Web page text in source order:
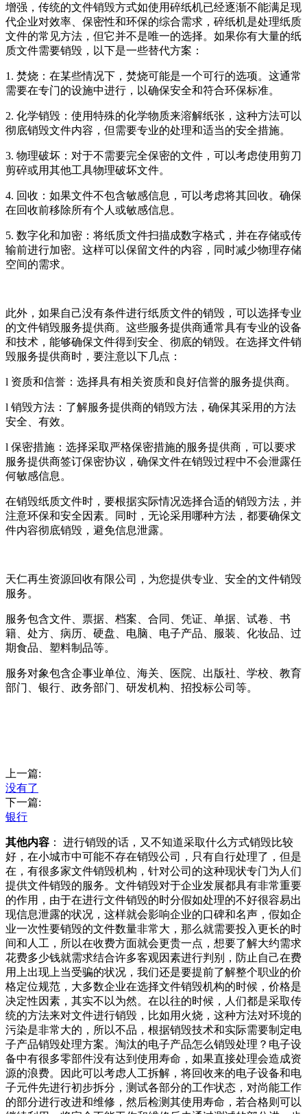
增强，传统的文件销毁方式如使用碎纸机已经逐渐不能满足现
代企业对效率、保密性和环保的综合需求，碎纸机是处理纸质
文件的常见方法，但它并不是唯一的选择。如果你有大量的纸
质文件需要销毁，以下是一些替代方案：
1. 焚烧：在某些情况下，焚烧可能是一个可行的选项。这通常
需要在专门的设施中进行，以确保安全和符合环保标准。
2. 化学销毁：使用特殊的化学物质来溶解纸张，这种方法可以
彻底销毁文件内容，但需要专业的处理和适当的安全措施。
3. 物理破坏：对于不需要完全保密的文件，可以考虑使用剪刀
剪碎或用其他工具物理破坏文件。
4. 回收：如果文件不包含敏感信息，可以考虑将其回收。确保
在回收前移除所有个人或敏感信息。
5. 数字化和加密：将纸质文件扫描成数字格式，并在存储或传
输前进行加密。这样可以保留文件的内容，同时减少物理存储
空间的需求。
此外，如果自己没有条件进行纸质文件的销毁，可以选择专业
的文件销毁服务提供商。这些服务提供商通常具有专业的设备
和技术，能够确保文件得到安全、彻底的销毁。在选择文件销
毁服务提供商时，要注意以下几点：
l 资质和信誉：选择具有相关资质和良好信誉的服务提供商。
l 销毁方法：了解服务提供商的销毁方法，确保其采用的方法
安全、有效。
l 保密措施：选择采取严格保密措施的服务提供商，可以要求
服务提供商签订保密协议，确保文件在销毁过程中不会泄露任
何敏感信息。
在销毁纸质文件时，要根据实际情况选择合适的销毁方法，并
注意环保和安全因素。同时，无论采用哪种方法，都要确保文
件内容彻底销毁，避免信息泄露。
天仁再生资源回收有限公司，为您提供专业、安全的文件销毁
服务。
服务包含文件、票据、档案、合同、凭证、单据、试卷、书
籍、处方、病历、硬盘、电脑、电子产品、服装、化妆品、过
期食品、塑料制品等。
服务对象包含企事业单位、海关、医院、出版社、学校、教育
部门、银行、政务部门、研发机构、招投标公司等。
上一篇:
没有了
下一篇:
银行
其他内容 ： 进行销毁的话，又不知道采取什么方式销毁比较
好，在小城市中可能不存在销毁公司，只有自行处理了，但是
在，有很多家文件销毁机构，针对公司的这种现状专门为人们
提供文件销毁的服务。文件销毁对于企业发展都具有非常重要
的作用，由于在进行文件销毁的时分假如处理的不好很容易出
现信息泄露的状况，这样就会影响企业的口碑和名声，假如企
业一次性要销毁的文件数量非常大，那么就需要投入更长的时
间和人工，所以在收费方面就会更贵一点，想要了解大约需求
花费多少钱就需求结合许多客观因素进行判别，防止自己在费
用上出现上当受骗的状况，我们还是要提前了解整个职业的价
格定位规范，大多数企业在选择文件销毁机构的时候，价格是
决定性因素，其实不以为然。在以往的时候，人们都是采取传
统的方法来对文件进行销毁，比如用火烧，这种方法对环境的
污染是非常大的，所以不品，根据销毁技术和实际需要制定电
子产品销毁处理方案。淘汰的电子产品怎么销毁处理？电子设
备中有很多零部件没有达到使用寿命，如果直接处理会造成资
源的浪费。因此可以考虑人工拆解，将回收来的电子设备和电
子元件先进行初步拆分，测试各部分的工作状态，对尚能工作
的部分进行改进和维修，然后检测其使用寿命，若合格则可以